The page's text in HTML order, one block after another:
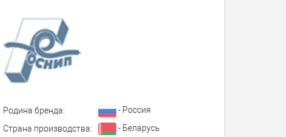
Родина бренда:
- Россия
Страна производства:
- Беларусь